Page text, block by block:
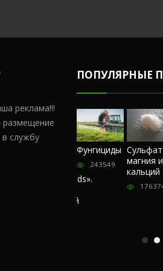
реклама!!!
размещение
службу
ПОПУЛЯРНЫЕ
Честный
«Hohlandseeds».
покупателей
Фунгициды
243549
Сульфат
магния и
кальций